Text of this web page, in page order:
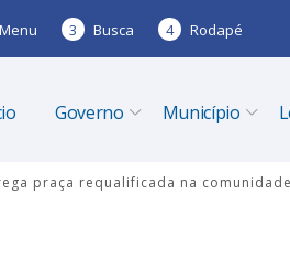
Menu 3 Busca 4 Rodapé
Governo Município
praça requalificada na